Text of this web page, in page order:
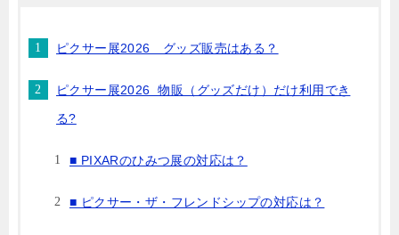
ピクサー展2026 グッズ販売はある？
ピクサー展2026 物販（グッズだけ）だけ利用でき
る?
■ PIXARのひみつ展の対応は？
■ ピクサー・ザ・フレンドシップの対応は？